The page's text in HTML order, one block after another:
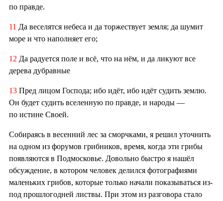
по правде.
11 Да веселятся небеса и да торжествует земля; да шумит
море и что наполняет его;
12 Да радуется поле и всё, что на нём, и да ликуют все
дерева дубравные
13 Пред лицом Господа; ибо идёт, ибо идёт судить землю.
Он будет судить вселенную по правде, и народы —
по истине Своей.
Собираясь в весенний лес за сморчками, я решил уточнить
на одном из форумов грибников, время, когда эти грибы
появляются в Подмосковье. Довольно быстро я нашёл
обсуждение, в котором человек делился фотографиями
маленьких грибов, которые только начали показываться из-
под прошлогодней листвы. При этом из разговора стало